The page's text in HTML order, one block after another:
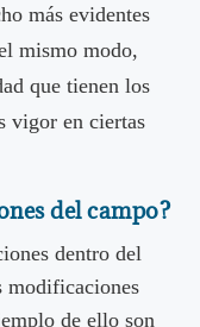
más evidentes
mismo modo,
que tienen los
vigor en ciertas
del campo?
dentro del
modificaciones
de ello son